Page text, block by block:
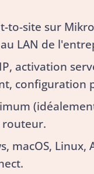
to-site sur
LAN de
activation
configuration
routeur.
macOS, Linux,